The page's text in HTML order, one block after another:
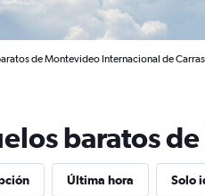
de Montevideo Internacional de
baratos
Última hora Solo